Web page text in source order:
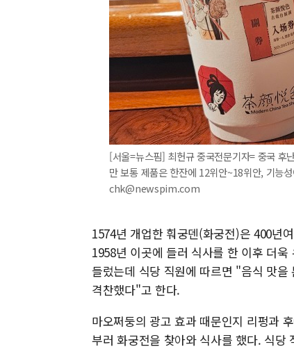
[서울=뉴스핌] 최헌규 중국전문기자= 중국 후
만 보통 제품은 한잔에 12위안~18위안, 기능
chk@newspim.com
1574년 개업한 훠궁덴(화궁전)은 400년
1958년 이곳에 들러 식사를 한 이후 더
들렀는데 식당 직원에 따르면 "음식 맛
격찬했다"고 한다.
마오쩌둥의 광고 효과 때문인지 리펑과
부러 화궁전을 찾아와 식사를 했다. 식당